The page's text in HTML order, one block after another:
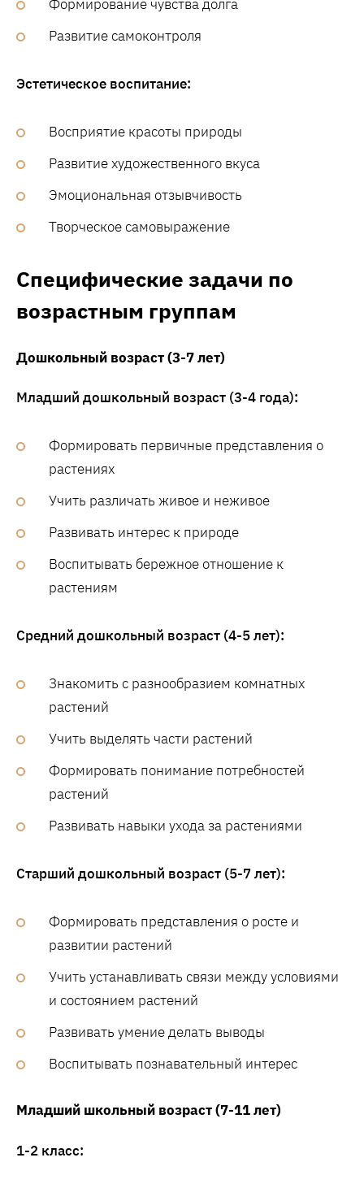
Формирование чувства долга
Развитие самоконтроля
Эстетическое воспитание:
Восприятие красоты природы
Развитие художественного вкуса
Эмоциональная отзывчивость
Творческое самовыражение
Специфические задачи по
возрастным группам
Дошкольный возраст (3-7 лет)
Младший дошкольный возраст (3-4 года):
Формировать первичные представления о
растениях
Учить различать живое и неживое
Развивать интерес к природе
Воспитывать бережное отношение к
растениям
Средний дошкольный возраст (4-5 лет):
Знакомить с разнообразием комнатных
растений
Учить выделять части растений
Формировать понимание потребностей
растений
Развивать навыки ухода за растениями
Старший дошкольный возраст (5-7 лет):
Формировать представления о росте и
развитии растений
Учить устанавливать связи между условиями
и состоянием растений
Развивать умение делать выводы
Воспитывать познавательный интерес
Младший школьный возраст (7-11 лет)
1-2 класс: